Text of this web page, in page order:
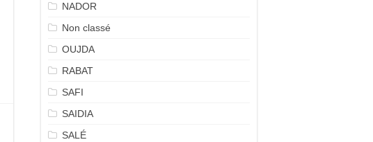
NADOR
Non classé
OUJDA
RABAT
SAFI
SAIDIA
SALÉ